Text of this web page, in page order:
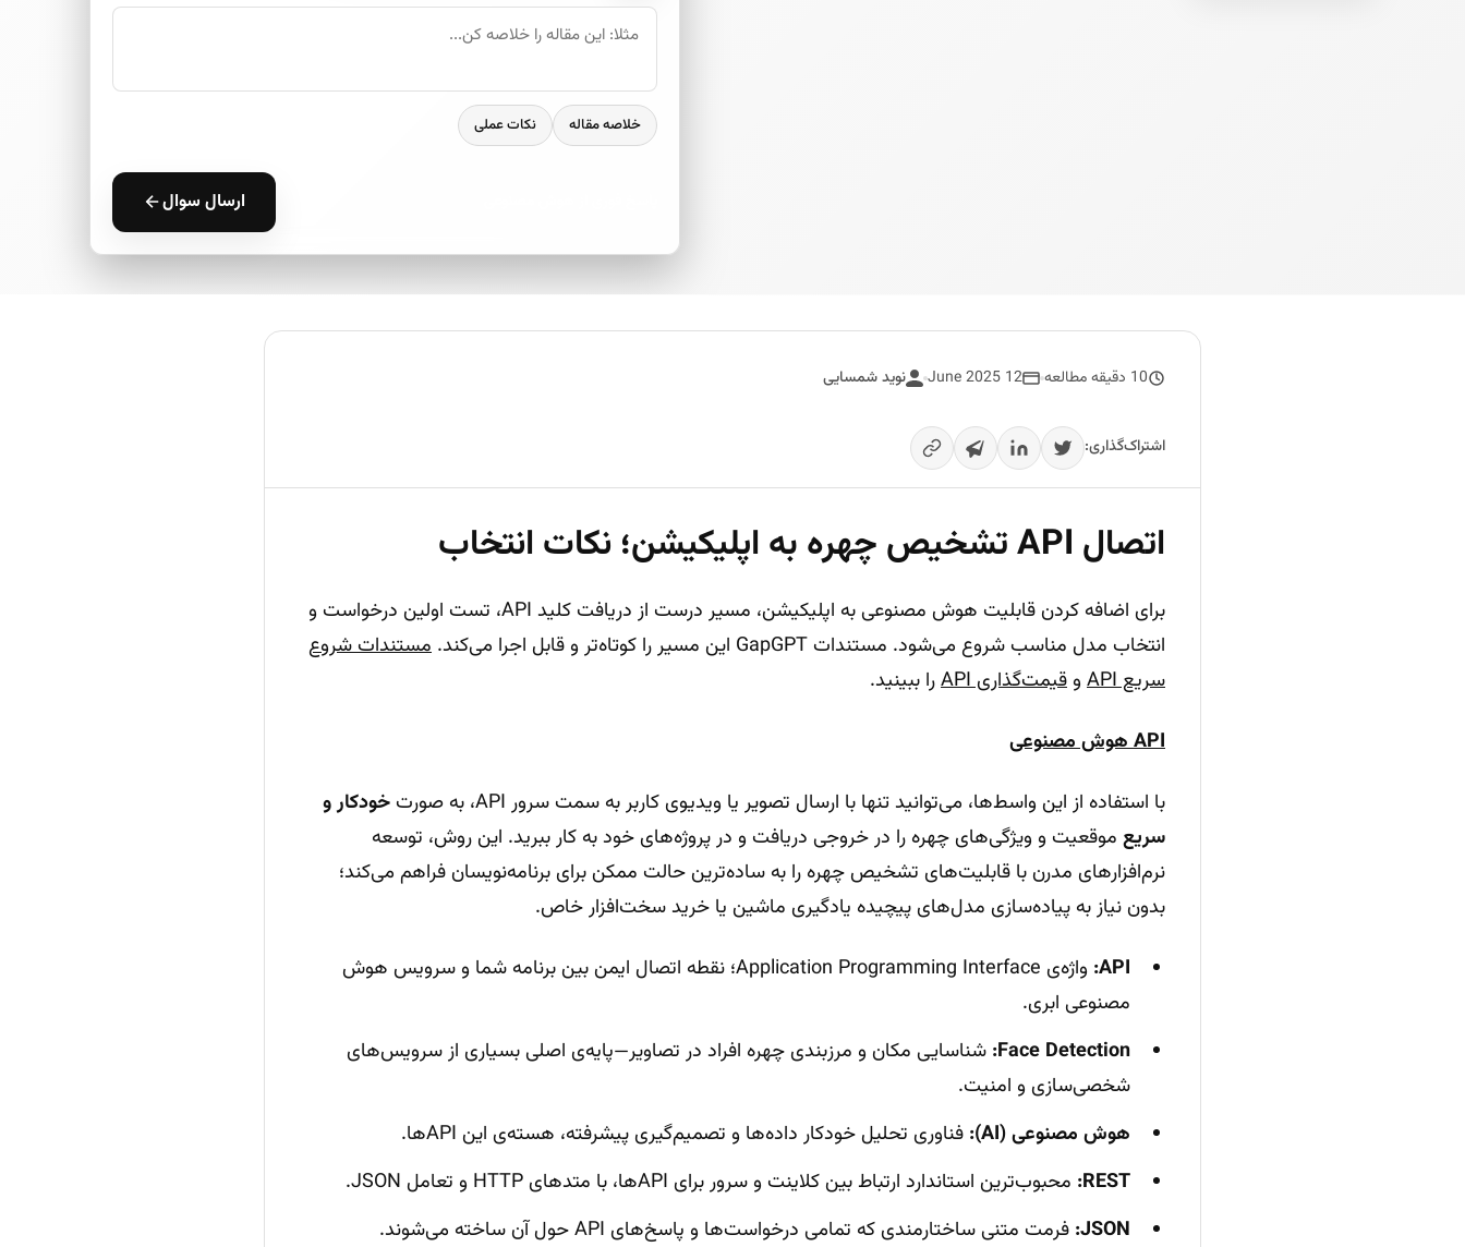
خلاصه مقاله نکات عملی
ارسال سوال
10 دقیقه مطالعه 12 June 2025 نوید شمسایی
اشتراک‌گذاری:
اتصال API تشخیص چهره به اپلیکیشن؛ نکات انتخاب
برای اضافه کردن قابلیت هوش مصنوعی به اپلیکیشن، مسیر درست از دریافت کلید API، تست اولین درخواست و
انتخاب مدل مناسب شروع می‌شود. مستندات GapGPT این مسیر را کوتاه‌تر و قابل اجرا می‌کند.
مستندات شروع
سریع API
و قیمت‌گذاری API
را ببینید.
API هوش مصنوعی
با استفاده از این واسط‌ها، می‌توانید تنها با ارسال تصویر یا ویدیوی کاربر به سمت سرور API، به صورت
خودکار و
سریع موقعیت و ویژگی‌های چهره را در خروجی دریافت و در پروژه‌های خود به کار ببرید. این روش، توسعه
نرم‌افزارهای مدرن با قابلیت‌های تشخیص چهره را به ساده‌ترین حالت ممکن برای برنامه‌نویسان فراهم می‌کند؛
بدون نیاز به پیاده‌سازی مدل‌های پیچیده یادگیری ماشین یا خرید سخت‌افزار خاص.
API:
واژه‌ی Application Programming Interface؛ نقطه اتصال ایمن بین برنامه شما و سرویس هوش
مصنوعی ابری.
Face Detection: شناسایی مکان و مرزبندی چهره افراد در تصاویر—پایه‌ی اصلی بسیاری از سرویس‌های
شخصی‌سازی و امنیت.
هوش مصنوعی (AI):
فناوری تحلیل خودکار داده‌ها و تصمیم‌گیری پیشرفته، هسته‌ی این APIها.
REST: محبوب‌ترین استاندارد ارتباط بین کلاینت و سرور برای APIها، با متدهای HTTP و تعامل JSON.
JSON: فرمت متنی ساختارمندی که تمامی درخواست‌ها و پاسخ‌های API حول آن ساخته می‌شوند.